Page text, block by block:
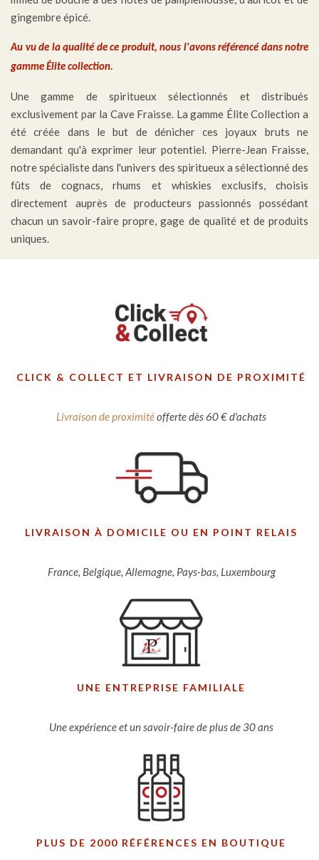
gingembre épicé.
Au vu de la qualité de ce produit, nous l'avons référencé dans notre
gamme Élite collection.
Une gamme de spiritueux sélectionnés et distribués
exclusivement par la Cave Fraisse. La gamme Élite Collection a
été créée dans le but de dénicher ces joyaux bruts ne
demandant qu'à exprimer leur potentiel. Pierre-Jean Fraisse,
notre spécialiste dans l'univers des spiritueux a sélectionné des
fûts de cognacs, rhums et whiskies exclusifs, choisis
directement auprès de producteurs passionnés possédant
chacun un savoir-faire propre, gage de qualité et de produits
uniques.
CLICK & COLLECT ET LIVRAISON DE PROXIMITÉ
Livraison de proximitéofferte dès 60 € d'achats
LIVRAISON À DOMICILE OU EN POINT RELAIS
France, Belgique, Allemagne, Pays-bas, Luxembourg
UNE ENTREPRISE FAMILIALE
Une expérience et un savoir-faire de plus de 30 ans
PLUS DE 2000 RÉFÉRENCES EN BOUTIQUE